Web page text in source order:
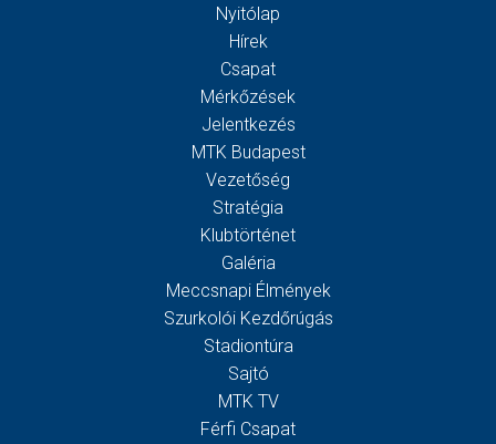
Nyitólap
Hírek
Csapat
Mérkőzések
Jelentkezés
MTK Budapest
Vezetőség
Stratégia
Klubtörténet
Galéria
Meccsnapi Élmények
Szurkolói Kezdőrúgás
Stadiontúra
Sajtó
MTK TV
Férfi Csapat